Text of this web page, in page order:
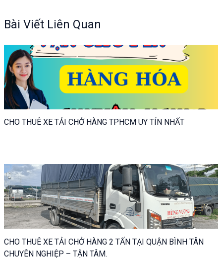
bài
viết
Bài Viết Liên Quan
CHO THUÊ XE TẢI CHỞ HÀNG TPHCM UY TÍN NHẤT
CHO THUÊ XE TẢI CHỞ HÀNG 2 TẤN TẠI QUẬN BÌNH TÂN
CHUYÊN NGHIỆP – TẬN TÂM.